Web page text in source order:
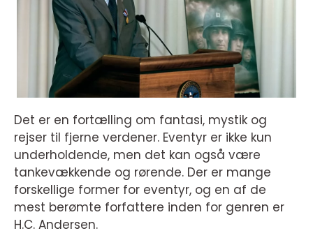
Det er en fortælling om fantasi, mystik og
rejser til fjerne verdener. Eventyr er ikke kun
underholdende, men det kan også være
tankevækkende og rørende. Der er mange
forskellige former for eventyr, og en af de
mest berømte forfattere inden for genren er
H.C. Andersen.